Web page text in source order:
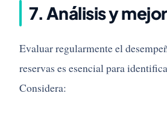
7. Análisisy
Evaluarregularmenteel
reservas es esencial para
Considera: